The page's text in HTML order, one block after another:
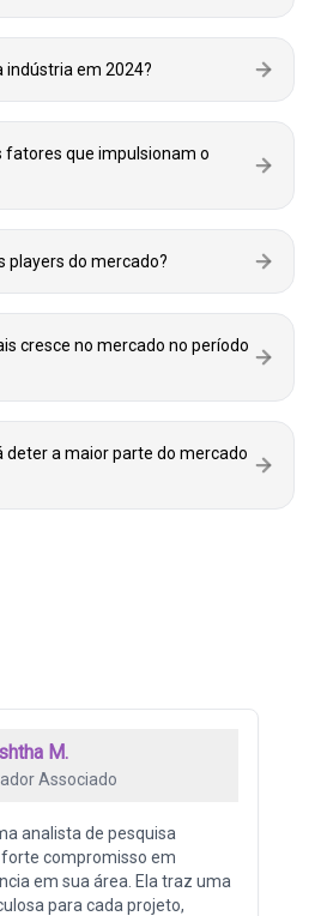
indústria em 2024?
fatores que impulsionam o
players do mercado?
cresce no mercado no período
deter a maior parte do mercado
M.
Associado
analista de pesquisa
compromisso em
em sua área. Ela traz uma
para cada projeto,